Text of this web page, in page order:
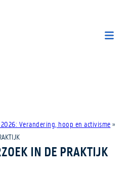
Verandering, hoop en activisme »
IN DE PRAKTIJK